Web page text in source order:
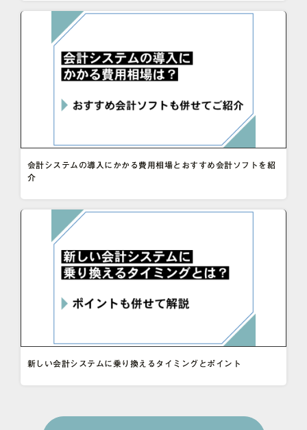
会計システムの導入にかかる費用相場とおすすめ会計ソフトを紹
介
新しい会計システムに乗り換えるタイミングとポイント